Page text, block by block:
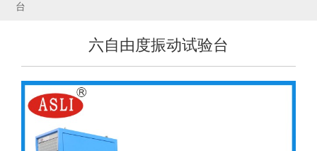
台
六自由度振动试验台